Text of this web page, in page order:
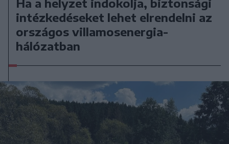
Ha a helyzet indokolja, biztonsági
intézkedéseket lehet elrendelni az
országos villamosenergia-
hálózatban